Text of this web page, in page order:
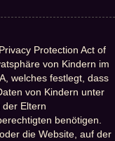
Protection Act of
von Kindern im
welches festlegt, dass
von Kindern unter
Eltern
benötigen.
die Website, auf der